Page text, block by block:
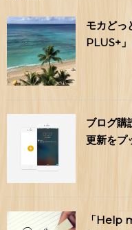
モカどっ
PLUS+」
ブログ購
更新をプ
「Help